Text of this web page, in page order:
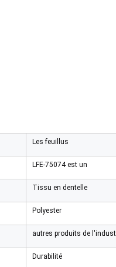
Les feuillus
LFE-75074 est un
Tissu en dentelle
Polyester
autres produits de
Durabilité